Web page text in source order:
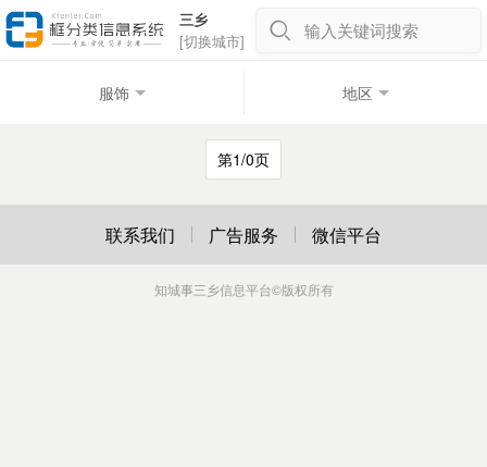
三乡
[切换城市]
输入关键词搜索
服饰 地区
第1/0页
联系我们 广告服务 微信平台
知城事三乡信息平台©版权所有